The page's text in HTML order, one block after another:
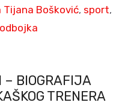
Tijana Bošković, sport,
– BIOGRAFIJA
TRENERA